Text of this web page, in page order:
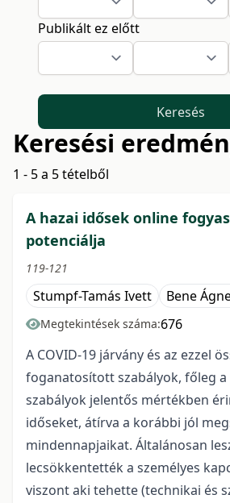
Publikált ez előtt
Keresés
Keresési
1 - 5 a 5 tételből
A hazai idősek online
potenciálja
119-121
Stumpf-Tamás Ivett Bene
Megtekintések száma:676
A COVID-19 járvány és az ezzel
foganatosított szabályok, főleg
szabályok jelentős mértékben
időseket, átírva a korábbi jól
mindennapjaikat. Általánosan
lecsökkentették a személyes
viszont aki tehette (technikai és